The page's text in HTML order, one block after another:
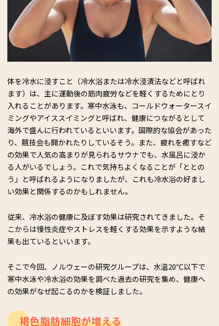
体を冷水に浸すこと（冷水浴または冷水浸漬法などと呼ばれ
ます）は、主に運動後の筋肉疲労などを軽くするためにとり
入れることがあります。寒中水泳も、コールドウォータースイ
ミングやアイススイミングと呼ばれ、健康につながるとして
海外で盛んに行われているといいます。国際的な協会があった
り、競技会も開かれたりしているそう。また、疲れを癒すなど
の効果で人気の高まりが見られるサウナでも、水風呂に浸か
る人がいるでしょう。これで気持ちよくなることが「ととの
う」と呼ばれるようになりましたが、これも冷水浴の好まし
い効果と関係するのかもしれません。
従来、冷水浴の健康に及ぼす効果は研究されてきました。そ
こからは慢性炎症やストレスを軽くする効果を示すような結
果も出ているといいます。
そこで今回、ノルウェーの研究グループは、水温20℃以下で
寒中水泳や冷水浴の効果を調べた過去の研究を集め、健康へ
の効果がなぜ起こるのかを検証しました。
褐色脂肪細胞が増える